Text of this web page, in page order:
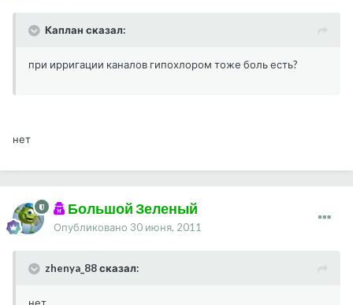
Каплан сказал:
при ирригации каналов гипохлором тоже боль есть?
нет
Большой Зеленый
Опубликовано 30 июня, 2011
zhenya_88 сказал: